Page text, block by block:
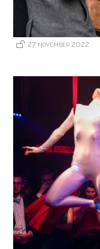
27 november 2022